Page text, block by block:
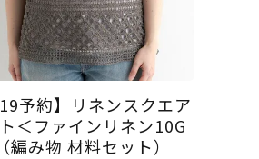
19予約】リネンスクエア
＜ファインリネン10G
編み物 材料セット）